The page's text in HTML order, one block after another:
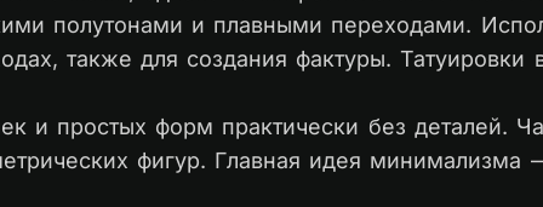
полутонами и плавными переходами.
также для создания фактуры.
и простых форм практически без деталей.
фигур. Главная идея